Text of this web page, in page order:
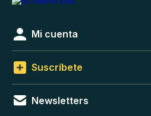
Mi cuenta
Suscríbete
Newsletters